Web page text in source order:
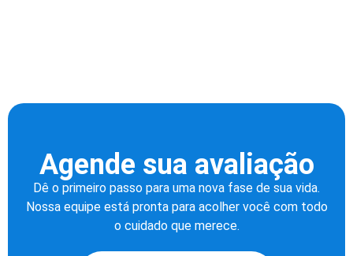
Agende sua avaliação
Dê o primeiro passo para uma nova fase de sua vida.
Nossa equipe está pronta para acolher você com todo
o cuidado que merece.